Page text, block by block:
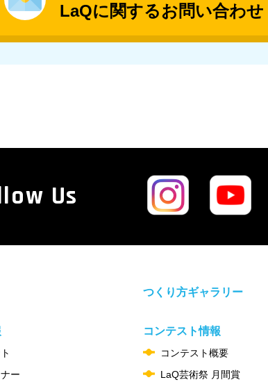
LaQに関するお問い合わせ
Us
ー
つくり方ギャラリー
コンテスト情報
コンテスト概要
LaQ芸術祭 月間賞